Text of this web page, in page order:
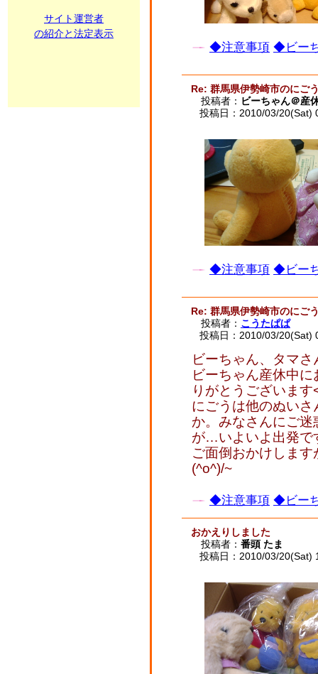
サイト運営者
の紹介と法定表示
◆注意事項 ◆ビー
Re: 群馬県伊勢崎市のにご
投稿者： ビーちゃん＠産
投稿日：2010/03/20(Sat)
◆注意事項 ◆ビー
Re: 群馬県伊勢崎市のにご
投稿者： こうたぱぱ
投稿日：2010/03/20(Sat)
ビーちゃん、タマ
ビーちゃん産休中
りがとうございます
にごうは他のぬい
か。みなさんにご
が…いよいよ出発で
ご面倒おかけしま
(^o^)/~
◆注意事項 ◆ビー
おかえりしました
投稿者： 番頭 たま
投稿日：2010/03/20(Sat)